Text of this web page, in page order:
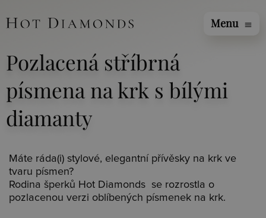
Menu menu
Pozlacená stříbrná
písmena na krk s bílými
diamanty
Máte ráda(i) stylové, elegantní přívěsky na krk ve
tvaru písmen?
Rodina šperků Hot Diamonds se rozrostla o
pozlacenou verzi oblíbených písmenek na krk.